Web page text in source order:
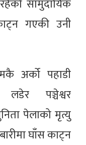
सामुदायिक
गएकी उनी
अर्को पहाडी
पञ्चेश्वर
पेलाको मृत्यु
घाँस काट्न